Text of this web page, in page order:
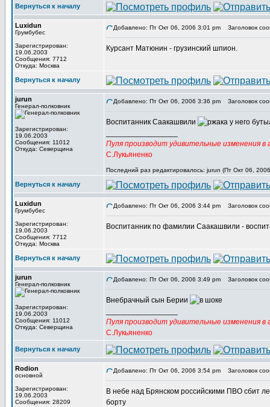
Вернуться к началу
Luxidun
Грумбубес
Зарегистрирован:
19.06.2003
Сообщения: 7712
Откуда: Москва
Добавлено: Пт Окт 06, 2006 3:01 pm Заголовок
Курсант Матюнин - грузинский шпион.
Вернуться к началу
jurun
Генерал-полковник
Зарегистрирован:
19.06.2003
Сообщения: 11012
Откуда: Северщина
Добавлено: Пт Окт 06, 2006 3:36 pm Заголовок
Воспитанник Саакашвили
у него
Пуля производит удивительные изменения в
С.Лукьяненко
Последний раз редактировалось: jurun (Пт Окт 06,
Вернуться к началу
Luxidun
Грумбубес
Зарегистрирован:
19.06.2003
Сообщения: 7712
Откуда: Москва
Добавлено: Пт Окт 06, 2006 3:44 pm Заголовок
Воспитанник по фамилии Саакашвили -
Вернуться к началу
jurun
Генерал-полковник
Зарегистрирован:
19.06.2003
Сообщения: 11012
Откуда: Северщина
Добавлено: Пт Окт 06, 2006 3:49 pm Заголовок
Внебрачный сын Берии
Пуля производит удивительные изменения в
С.Лукьяненко
Вернуться к началу
Rodion
основной
Зарегистрирован:
19.06.2003
Сообщения: 28209
Добавлено: Пт Окт 06, 2006 3:54 pm Заголовок
В небе над Брянском российскими ПВО сбит
борту